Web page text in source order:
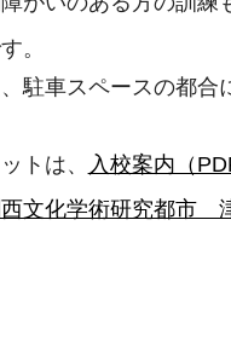
。
駐車スペースの都合
トは、 入校案内（
文化学術研究都市